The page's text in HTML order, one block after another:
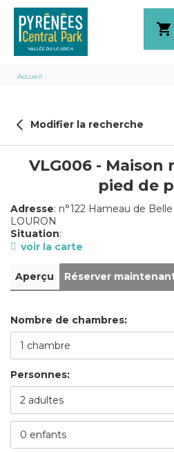
shopping_cart
Fil
Accueil
Modifier la recherche
VLG006 - Maison
pied de
Adresse: n°122 Hameau de
LOURON
Situation:
voir la carte
Aperçu Réserver
Nombre de chambres:
Personnes: